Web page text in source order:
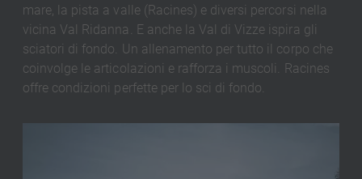
mare, la pista a valle (Racines) e diversi percorsi nella
vicina Val Ridanna. E anche la Val di Vizze ispira gli
sciatori di fondo. Un allenamento per tutto il corpo che
coinvolge le articolazioni e rafforza i muscoli. Racines
offre condizioni perfette per lo sci di fondo.